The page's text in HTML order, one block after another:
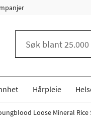
Hårpleie
Loose Mineral